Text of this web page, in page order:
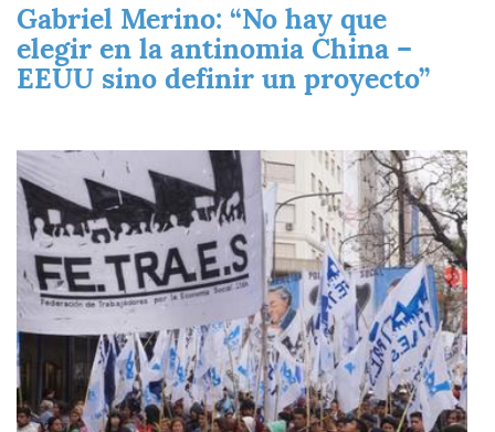
Gabriel Merino: “No hay que
elegir en la antinomia China –
EEUU sino definir un proyecto”
Imagen